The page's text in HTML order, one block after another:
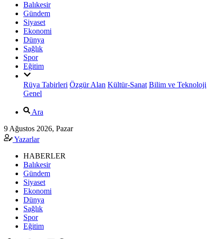
Balıkesir
Gündem
Siyaset
Ekonomi
Dünya
Sağlık
Spor
Eğitim
Rüya Tabirleri Özgür Alan Kültür-Sanat Bilim ve Teknoloji
Genel
Ara
9 Ağustos 2026, Pazar
Yazarlar
HABERLER
Balıkesir
Gündem
Siyaset
Ekonomi
Dünya
Sağlık
Spor
Eğitim